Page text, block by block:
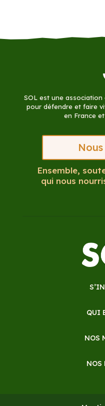
SOL est une
pour défendre et faire
en France
Ensemble,
qui nous
QUI
NOS
NOS